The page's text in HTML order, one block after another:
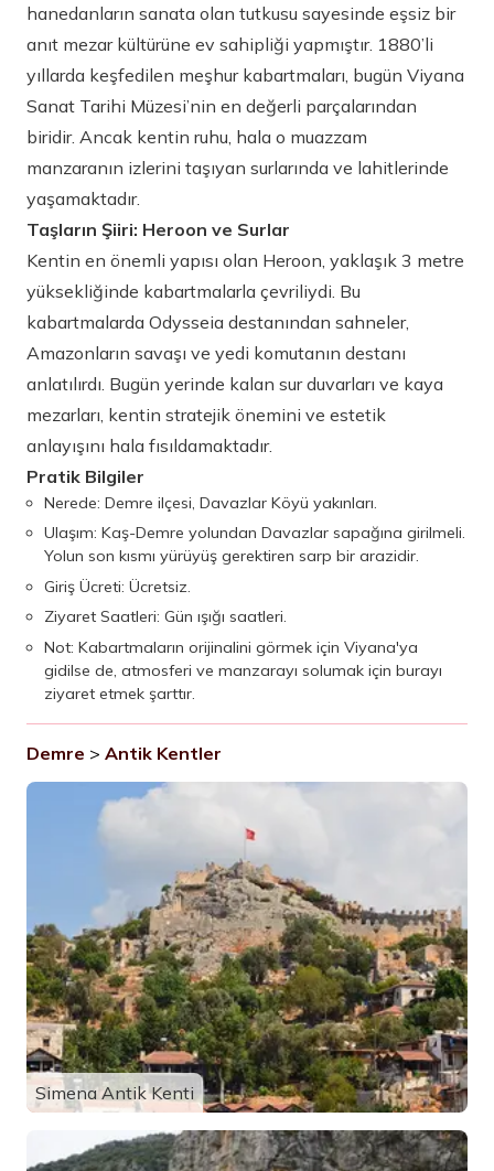
hanedanların sanata olan tutkusu sayesinde eşsiz bir
anıt mezar kültürüne ev sahipliği yapmıştır. 1880’li
yıllarda keşfedilen meşhur kabartmaları, bugün Viyana
Sanat Tarihi Müzesi’nin en değerli parçalarından
biridir. Ancak kentin ruhu, hala o muazzam
manzaranın izlerini taşıyan surlarında ve lahitlerinde
yaşamaktadır.
Taşların Şiiri: Heroon ve Surlar
Kentin en önemli yapısı olan Heroon, yaklaşık 3 metre
yüksekliğinde kabartmalarla çevriliydi. Bu
kabartmalarda Odysseia destanından sahneler,
Amazonların savaşı ve yedi komutanın destanı
anlatılırdı. Bugün yerinde kalan sur duvarları ve kaya
mezarları, kentin stratejik önemini ve estetik
anlayışını hala fısıldamaktadır.
Pratik Bilgiler
Nerede: Demre ilçesi, Davazlar Köyü yakınları.
Ulaşım: Kaş-Demre yolundan Davazlar sapağına girilmeli.
Yolun son kısmı yürüyüş gerektiren sarp bir arazidir.
Giriş Ücreti: Ücretsiz.
Ziyaret Saatleri: Gün ışığı saatleri.
Not: Kabartmaların orijinalini görmek için Viyana'ya
gidilse de, atmosferi ve manzarayı solumak için burayı
ziyaret etmek şarttır.
Demre > Antik Kentler
Simena Antik Kenti